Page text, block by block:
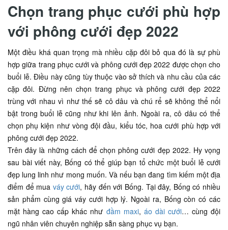
Chọn trang phục cưới phù hợp
với phông cưới đẹp 2022
Một điều khá quan trọng mà nhiều cặp đôi bỏ qua đó là sự phù
hợp giữa trang phục cưới và phông cưới đẹp 2022 được chọn cho
buổi lễ. Điều này cũng tùy thuộc vào sở thích và nhu cầu của các
cặp đôi. Đừng nên chọn trang phục và phông cưới đẹp 2022
trùng với nhau vì như thế sẽ cô dâu và chú rể sẽ không thể nổi
bật trong buổi lễ cũng như khi lên ảnh. Ngoài ra, cô dâu có thể
chọn phụ kiện như vòng đội đầu, kiểu tóc, hoa cưới phù hợp với
phông cưới đẹp 2022.
Trên đây là những cách để chọn phông cưới đẹp 2022. Hy vọng
sau bài viết này, Bống có thể giúp bạn tổ chức một buổi lễ cưới
đẹp lung linh như mong muốn. Và nếu bạn đang tìm kiếm một địa
điểm để mua váy cưới, hãy đến với Bống. Tại đây, Bống có nhiều
sản phẩm cùng giá váy cưới hợp lý. Ngoài ra, Bống còn có các
mặt hàng cao cấp khác như đầm maxi, áo dài cưới… cùng đội
ngũ nhân viên chuyên nghiệp sẵn sàng phục vụ bạn.